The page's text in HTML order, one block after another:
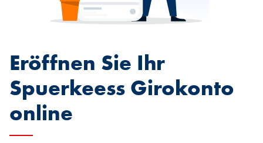
Eröffnen Sie Ihr
Spuerkeess Girokonto
online